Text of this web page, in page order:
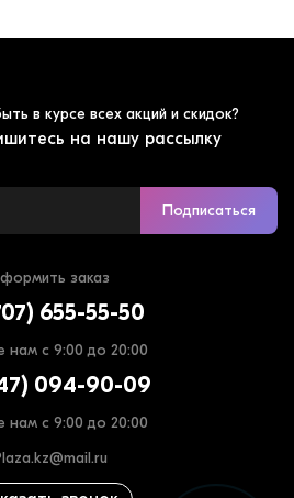
в курсе всех акций и скидок?
на нашу рассылку
Подписаться
заказ
655-55-50
нам с 9:00 до 20:00
094-90-09
нам с 9:00 до 20:00